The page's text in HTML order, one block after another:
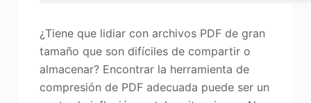
¿Tiene que lidiar con archivos PDF de gran
tamaño que son difíciles de compartir o
almacenar? Encontrar la herramienta de
compresión de PDF adecuada puede ser un